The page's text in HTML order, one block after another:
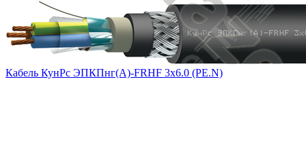
Кабель КунРс ЭПКПнг(А)-FRHF 3х6.0 (PE.N)